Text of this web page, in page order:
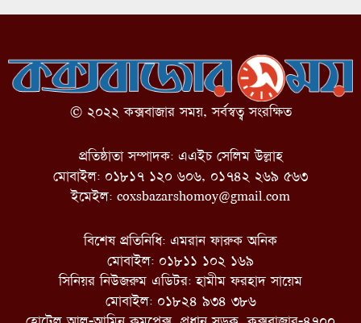
© ২০২২ কক্সবাজার সময়, সর্বস্বত্ব সংরক্ষিত
প্রতিষ্ঠাতা সম্পাদক: এএইচ সেলিম উল্লাহ
মোবাইল: ০১৮১৭ ১২০ ৬০৬, ০১৭৪২ ২৬৯ ৫৬৩
ইমেইল: coxsbazarshomoy@gmail.com
বিশেষ প্রতিনিধি: এমরান ফারুক অনিক
মোবাইল: ০১৮১১ ১০২ ১৬৯
সিনিয়র নিউজরুম এডিটর: হামীম ফরহাদ সায়েম
মোবাইল: ০১৮২৪ ৯৩৪ ৩৮৬